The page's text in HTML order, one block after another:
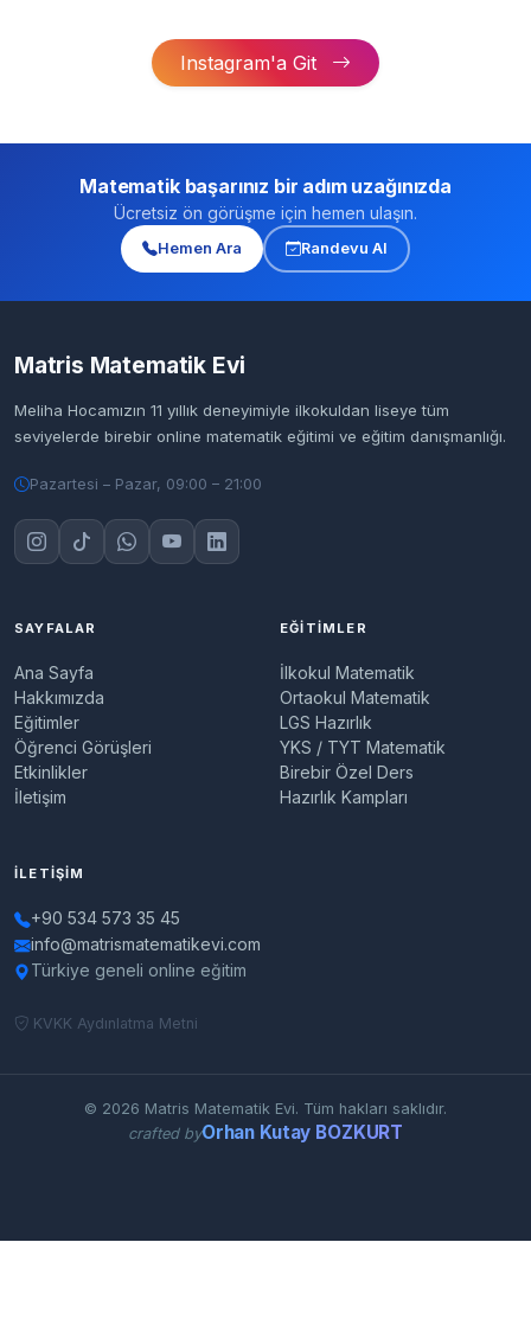
Instagram'a Git
Matematik başarınız bir adım uzağınızda
Ücretsiz ön görüşme için hemen ulaşın.
Hemen Ara Randevu Al
Matris Matematik Evi
Meliha Hocamızın 11 yıllık deneyimiyle ilkokuldan liseye tüm
seviyelerde birebir online matematik eğitimi ve eğitim danışmanlığı.
Pazartesi – Pazar, 09:00 – 21:00
SAYFALAR
Ana Sayfa
Hakkımızda
Eğitimler
Öğrenci Görüşleri
Etkinlikler
İletişim
EĞITIMLER
İlkokul Matematik
Ortaokul Matematik
LGS Hazırlık
YKS / TYT Matematik
Birebir Özel Ders
Hazırlık Kampları
İLETIŞIM
+90 534 573 35 45
info@matrismatematikevi.com
Türkiye geneli online eğitim
KVKK Aydınlatma Metni
© 2026 Matris Matematik Evi. Tüm hakları saklıdır.
crafted byOrhan Kutay BOZKURT